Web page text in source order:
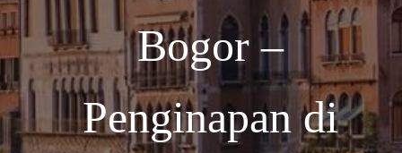
Bogor –
Penginapan di